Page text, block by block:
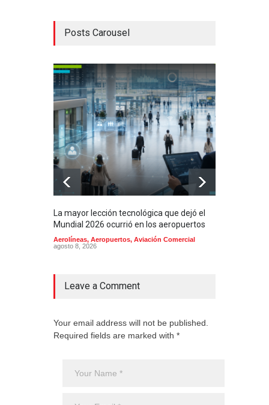
Posts Carousel
La mayor lección tecnológica que dejó el
Mundial 2026 ocurrió en los aeropuertos
Aerolíneas, Aeropuertos, Aviación Comercial
agosto 8, 2026
Leave a Comment
Your email address will not be published.
Required fields are marked with *